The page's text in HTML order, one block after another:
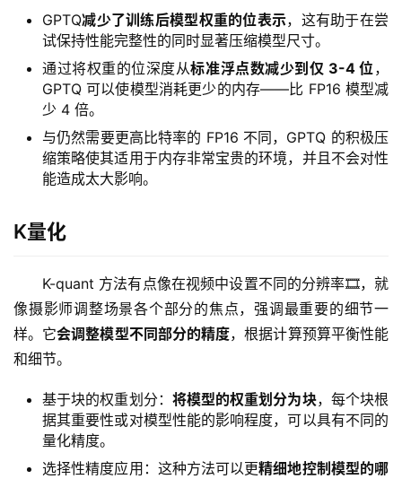
GPTQ减少了训练后模型权重的位表示，这有助于在尝
试保持性能完整性的同时显著压缩模型尺寸。
通过将权重的位深度从标准浮点数减少到仅 3-4 位，
GPTQ 可以使模型消耗更少的内存——比 FP16 模型减
少 4 倍。
与仍然需要更高比特率的 FP16 不同，GPTQ 的积极压
缩策略使其适用于内存非常宝贵的环境，并且不会对性
能造成太大影响。
K量化
K-quant 方法有点像在视频中设置不同的分辨率🎞️，就
像摄影师调整场景各个部分的焦点，强调最重要的细节一
样。它会调整模型不同部分的精度，根据计算预算平衡性能
和细节。
基于块的权重划分： 将模型的权重划分为块，每个块根
据其重要性或对模型性能的影响程度，可以具有不同的
量化精度。
选择性精度应用：这种方法可以更精细地控制模型的哪